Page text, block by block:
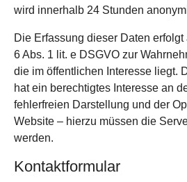
wird innerhalb 24 Stunden
Die Erfassung dieser Daten erfolgt
6 Abs. 1 lit. e DSGVO zur
die im öffentlichen Interesse liegt.
hat ein berechtigtes Interesse an
fehlerfreien Darstellung und der
Website – hierzu müssen die
werden.
Kontaktformular